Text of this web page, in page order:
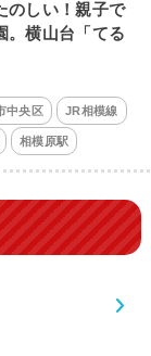
のしい！親子で
。横山台「てる
中央区 JR相模線
相模原駅